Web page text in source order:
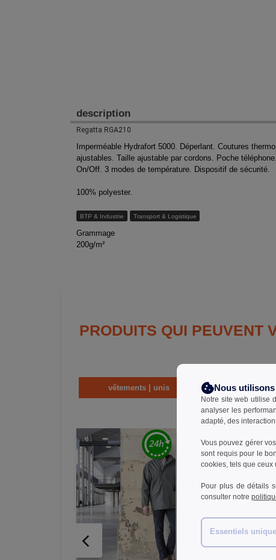
description
Regatta RGA210
Imperméable Hydrafort 5000. Déperlant. Coutures
ajustables. Taille ajustable par cordons. Poche
On/Off. 3 modes de température. Dispositif de sécurité.
100% polyester.
BTP & Industrie Transport & Logistique
Grammage
200g/m²
PRODUITS QUI PEUVENT
vêtements | unis Nous
Notre site web utilise
analyser les
adapté, des
Vous pouvez gérer
sont requis pour le
cookies, tels que ceux
Pour plus de détails
consulter notre
Essentiels